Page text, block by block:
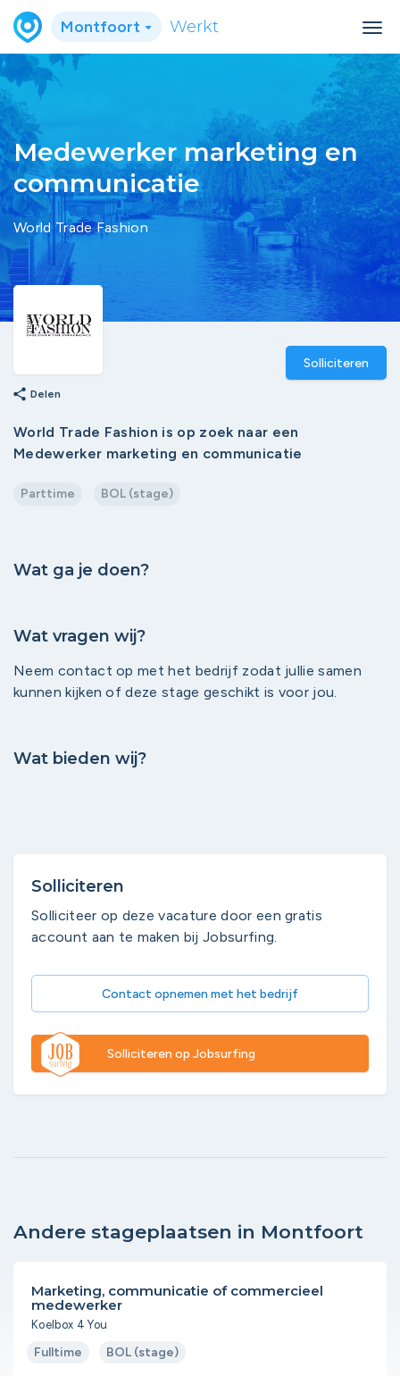
Montfoort Werkt
Medewerker marketing en
communicatie
World Trade Fashion
Solliciteren
share Delen
World Trade Fashion is op zoek naar een
Medewerker marketing en communicatie
Parttime BOL (stage)
Wat ga je doen?
Wat vragen wij?
Neem contact op met het bedrijf zodat jullie samen
kunnen kijken of deze stage geschikt is voor jou.
Wat bieden wij?
Solliciteren
Solliciteer op deze vacature door een gratis
account aan te maken bij Jobsurfing.
Contact opnemen met het bedrijf
Solliciteren op Jobsurfing
Andere stageplaatsen in Montfoort
Marketing, communicatie of commercieel
medewerker
Koelbox 4 You
Fulltime BOL (stage)